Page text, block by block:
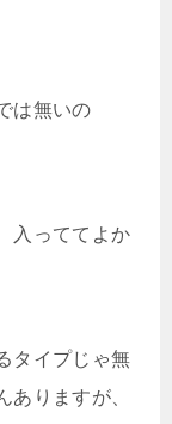
は無いの
入っててよか
タイプじゃ無
ありますが、